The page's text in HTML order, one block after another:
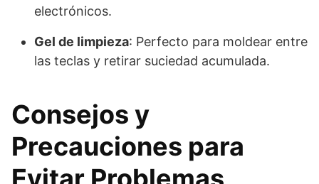
electrónicos.
Gel de limpieza: Perfecto para moldear entre
las teclas y retirar suciedad acumulada.
Consejos y
Precauciones para